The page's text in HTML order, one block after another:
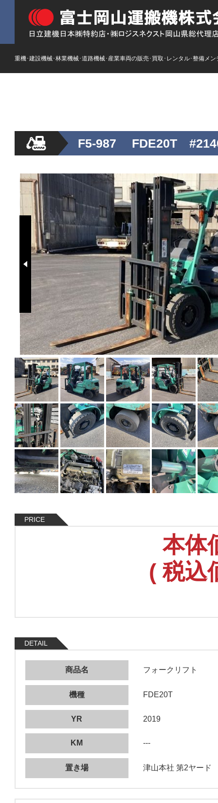
重機･建設機械･林業機械･道路機械･産業車両の販売･買取･レンタル･整備メン
F5-987 FDE20T
PRICE
本体
(税込
DETAIL
商品名 フォークリフト
機種 FDE20T
YR 2019
KM ---
置き場 津山本社 第2ヤード